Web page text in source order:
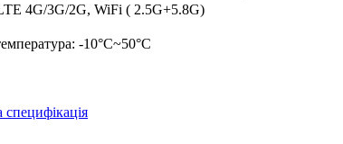
4G/3G/2G, WiFi ( 2.5G+5.8G)
-10°C~50°C
специфікація